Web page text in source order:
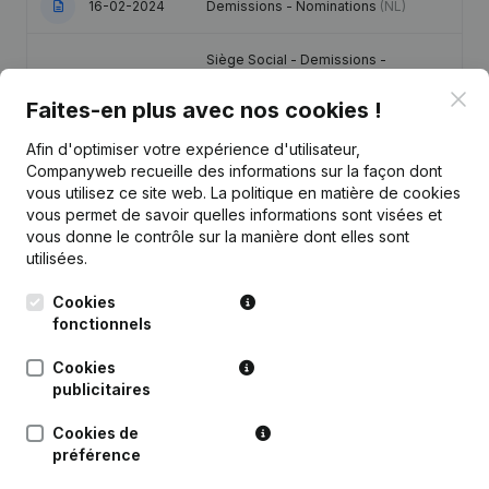
16-02-2024 Demissions - Nominations (NL)
Siège Social - Demissions -
…)(NL)
14-02-2006
Déplacement Siège Social
Nomination(s) Modification(s) Statuts
Déplacement Siège Social
Questions fréquemment posées
Quel est le numéro d'entreprise de Anciens Pays
Faites-en plus avec nos cookies !
Afin d'optimiser votre expérience d'utilisateur,
Companyweb recueille des informations sur la façon dont
vous utilisez ce site web. La politique en matière de cookies
vous permet de savoir quelles informations sont visées et
vous donne le contrôle sur la manière dont elles sont
utilisées.
Cookies
fonctionnels
Cookies
publicitaires
Cookies de
préférence